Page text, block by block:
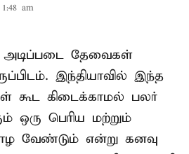
am
அடிப்படை தேவைகள்
இந்தியாவில் இந்த
கூட கிடைக்காமல் பலர்
ஒரு பெரிய மற்றும்
வேண்டும் என்று கனவு